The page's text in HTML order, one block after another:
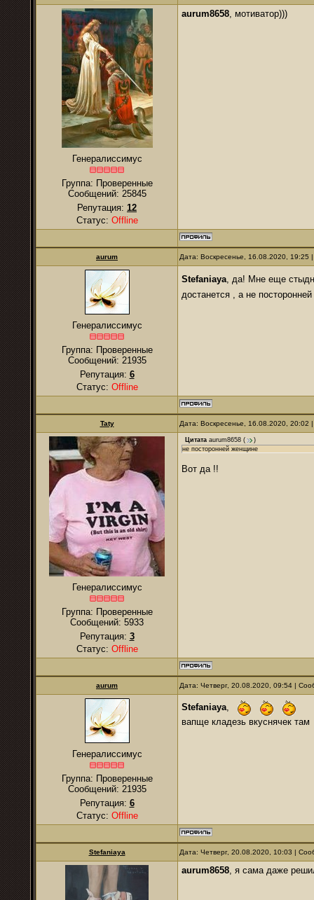
Генералиссимус
Группа: Проверенные
Сообщений: 25845
Репутация: 12
Статус: Offline
aurum8658, мотиватор)))
аurum Дата: Воскресенье, 16.08.2020,
Генералиссимус
Группа: Проверенные
Сообщений: 21935
Репутация: 6
Статус: Offline
Stefaniaya , да! Мне еще
достанется , а не
Taty Дата: Воскресенье, 16.08.2020,
Генералиссимус
Группа: Проверенные
Сообщений: 5933
Репутация: 3
Статус: Offline
Цитата aurum8658 (
)
не посторонней женщине
Вот да !!
аurum Дата: Четверг, 20.08.2020, 09:54 |
Генералиссимус
Группа: Проверенные
Сообщений: 21935
Репутация: 6
Статус: Offline
Stefaniaya
вапще кладезь вкуснячек там
Stefaniaya Дата: Четверг, 20.08.2020, 10:03 |
aurum8658, я сама даже